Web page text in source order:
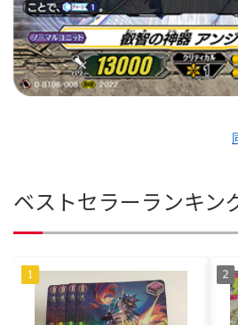
ベストセラーランキン